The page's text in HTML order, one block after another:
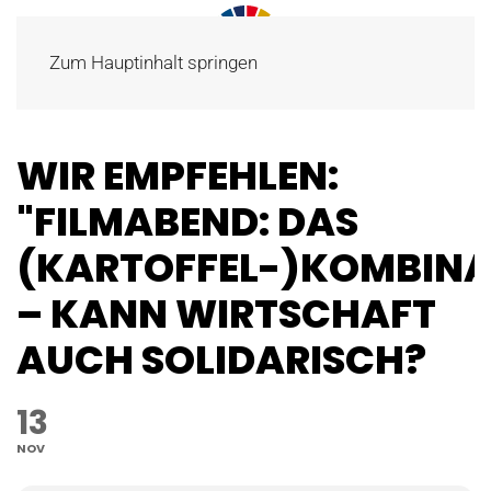
Zum Hauptinhalt springen
WIR EMPFEHLEN:
"FILMABEND: DAS
(KARTOFFEL-
– KANN WIRTSCHAFT
AUCH SOLIDARISCH?
13
NOV